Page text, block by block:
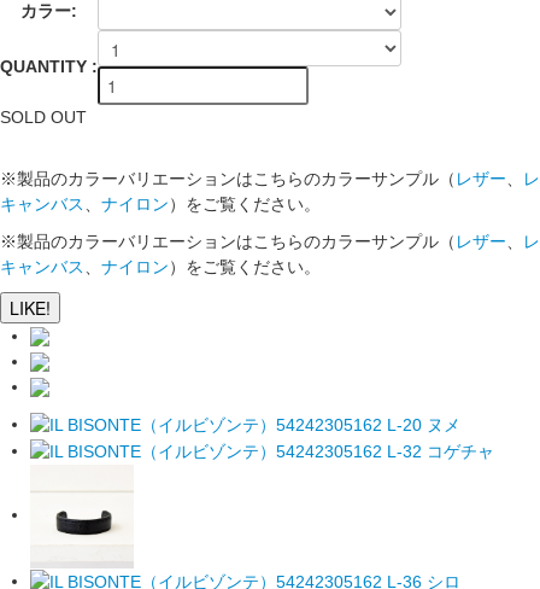
カラー:
QUANTITY :
SOLD OUT
※製品のカラーバリエーションはこちらのカラーサンプル（ レザー
キャンバス
ナイロン）をご覧ください。
※製品のカラーバリエーションはこちらのカラーサンプル（ レザー
キャンバス
ナイロン）をご覧ください。
LIKE!